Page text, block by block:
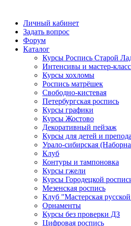
Личный кабинет
Задать вопрос
Форум
Каталог
Курсы Роспись Старой
Интенсивы и мастер-
Курсы хохломы
Роспись матрёшек
Свободно-кистевая
Петербургская роспись
Курсы графики
Курсы Жостово
Декоративный пейзаж
Курсы для детей и
Урало-сибирская
Клуб
Контуры и тампоновка
Курсы гжели
Курсы Городецкой
Мезенская роспись
Клуб "Мастерская
Орнаменты
Курсы без проверки ДЗ
Цифровая роспись